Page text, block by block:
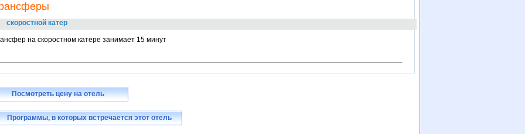
скоростной катер
на cкоростном катере занимает 15 минут
Посмотреть цену на отель
Программы, в которых встречается этот отель